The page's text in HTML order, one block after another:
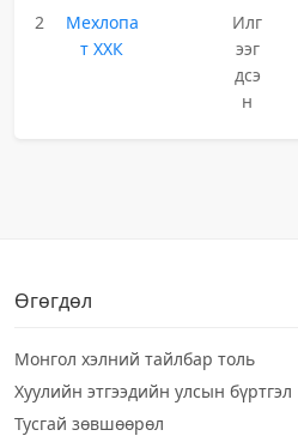
2
Мехлопа
т ХХК
Илг
ээг
дсэ
н
Өгөгдөл
Монгол хэлний тайлбар толь
Хуулийн этгээдийн улсын бүртгэл
Тусгай зөвшөөрөл